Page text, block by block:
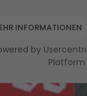
INFORMATIONEN
by
Platform